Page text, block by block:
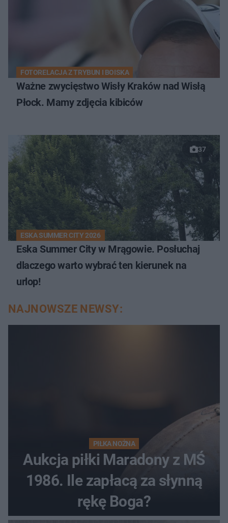
FOTORELACJA Z TRYBUN I BOISKA
Ważne zwycięstwo Wisły Kraków nad Wisłą
Płock. Mamy zdjęcia kibiców
37
ESKA SUMMER CITY 2026
Eska Summer City w Mrągowie. Posłuchaj
dlaczego warto wybrać ten kierunek na
urlop!
NAJNOWSZE NEWSY:
PIŁKA NOŻNA
Aukcja piłki Maradony z MŚ
1986. Ile zapłacą za słynną
rękę Boga?